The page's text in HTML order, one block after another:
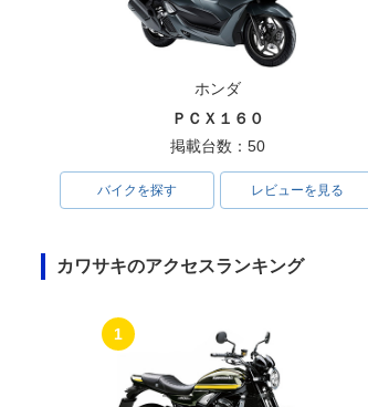
ホンダ
ＰＣＸ１６０
掲載台数：50
バイクを探す レビューを見る
カワサキのアクセスランキング
1